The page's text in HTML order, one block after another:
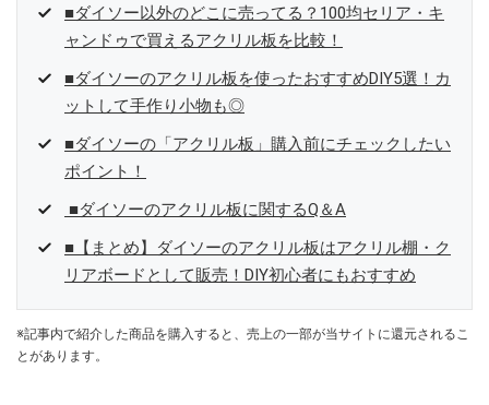
■ダイソー以外のどこに売ってる？100均セリア・キ
ャンドゥで買えるアクリル板を比較！
■ダイソーのアクリル板を使ったおすすめDIY5選！カ
ットして手作り小物も◎
■ダイソーの「アクリル板」購入前にチェックしたい
ポイント！
■ダイソーのアクリル板に関するQ＆A
■【まとめ】ダイソーのアクリル板はアクリル棚・ク
リアボードとして販売！DIY初心者にもおすすめ
※記事内で紹介した商品を購入すると、売上の一部が当サイトに還元されるこ
とがあります。